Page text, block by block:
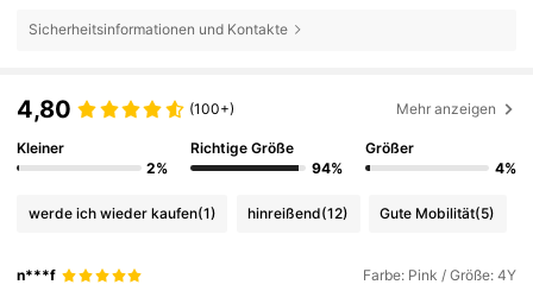
Sicherheitsinformationen und Kontakte
4,80 (100+) Mehr anzeigen
Kleiner
2%
Richtige Größe
94%
Größer
4%
werde ich wieder kaufen(1) hinreißend(12) Gute Mobilität(5)
n***f Farbe: Pink / Größe: 4Y